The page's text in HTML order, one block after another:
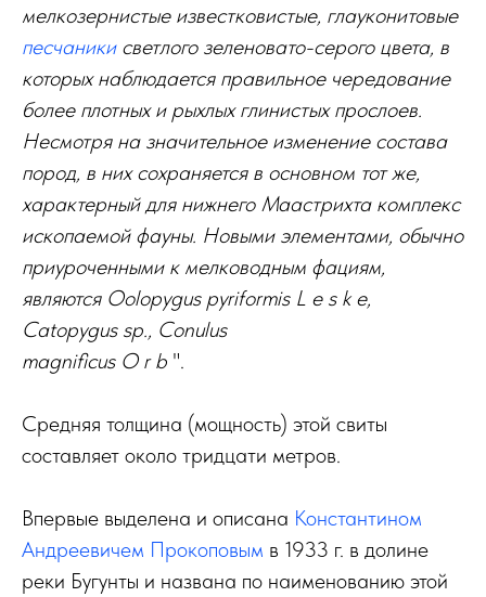
мелкозернистые известковистые, глауконитовые
песчаникисветлого зеленовато-серого цвета, в
которых наблюдается правильное чередование
более плотных и рыхлых глинистых прослоев.
Несмотря на значительное изменение состава
пород, в них сохраняется в основном тот же,
характерный для нижнего Маастрихта комплекс
ископаемой фауны. Новыми элементами, обычно
приуроченными к мелководным фациям,
являются Oolopygus pyriformis L е s k e,
Catopygus sp., Conulus
magnificus O r b ".
Средняя толщина (мощность) этой свиты
составляет около тридцати метров.
Впервые выделена и описана Константином
Андреевичем Прокоповым в 1933 г. в долине
реки Бугунты и названа по наименованию этой